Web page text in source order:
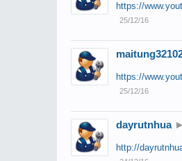
https://
25/12/16
https://
25/12/16
dayrutnhua ►
http://